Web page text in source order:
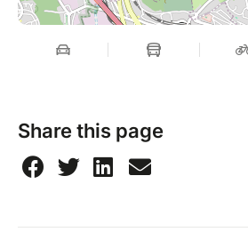
Share this page